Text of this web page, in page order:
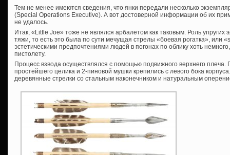
Тем не менее имеются сведения, что янки передали несколько
(Special Operations Executive). А вот достоверной информации об их
не удалось.
Итак, «Little Joe» тоже не являлся арбалетом как таковым. Роль
тяжи, то есть это была по сути мечущая стрелы «боевая рогатка», или
эстетическими предпочтениями людей в погонах по облику хоть
пистолету.
Процесс взвода осуществлялся с помощью подвижного верхнего
простейшего целика и 2-пиновой мушки крепились с левого бока
деревянные стрелки со стальным наконечником и натуральным